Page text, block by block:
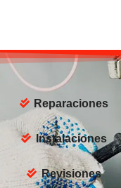
Reparaciones
Instalaciones
Revisiones